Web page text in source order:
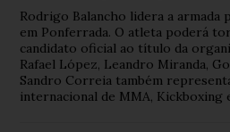
Rodrigo Balancho lidera a armada
em Ponferrada. O atleta poderá
candidato oficial ao título da
Rafael López, Leandro Miranda,
Sandro Correia também
internacional de MMA, Kickboxing